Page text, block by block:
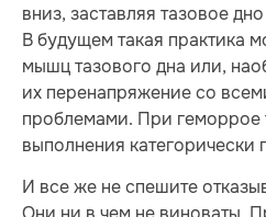
вниз, заставляя тазовое
В будущем такая практика
мышц тазового дна или,
их перенапряжение со
проблемами. При геморрое
выполнения категорически
И все же не спешите